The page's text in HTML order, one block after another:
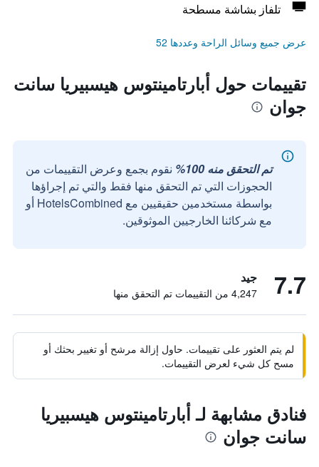
تلفاز بشاشة مسطحة
عرض جميع وسائل الراحة وعددها 52
تقييمات حول أبارتامينتوس هيسبيريا سانت
جوان
تم التحقق منه 100%
نقوم بجمع وعرض التقييمات من
الحجوزات التي تم التحقق منها فقط والتي تم إجراؤها
بواسطة مستخدمين حقيقيين مع HotelsCombined أو
مع شركائنا الخارجيين الموثوقين.
7.7 جيد
4,247 من التقييمات تم التحقق منها
لم يتم العثور على تقييمات. حاول إزالة مرشح أو تغيير بحثك أو
مسح كل شيء لعرض التقييمات.
فنادق مشابهة لـ أبارتامينتوس هيسبيريا
سانت جوان